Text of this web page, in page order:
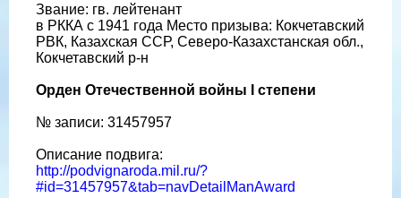
Звание: гв. лейтенант
в РККА с 1941 года Место призыва: Кокчетавский
РВК, Казахская ССР, Северо-Казахстанская обл.,
Кокчетавский р-н
Орден Отечественной войны I степени
№ записи: 31457957
Описание подвига:
http://podvignaroda.mil.ru/?
#id=31457957&tab=navDetailManAward